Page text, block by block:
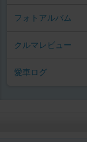
フォトアルバム
クルマレビュー
愛車ログ